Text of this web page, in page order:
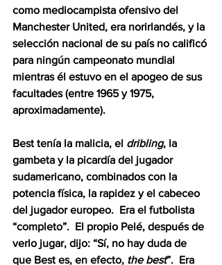
como mediocampista ofensivo del
Manchester United, era norirlandés, y la
selección nacional de su país no calificó
para ningún campeonato mundial
mientras él estuvo en el apogeo de sus
facultades (entre 1965 y 1975,
aproximadamente).
Best tenía la malicia, el dribling, la
gambeta y la picardía del jugador
sudamericano, combinados con la
potencia física, la rapidez y el cabeceo
del jugador europeo.  Era el futbolista
“completo”.  El propio Pelé, después de
verlo jugar, dijo: “Sí, no hay duda de
que Best es, en efecto, the best”.  Era